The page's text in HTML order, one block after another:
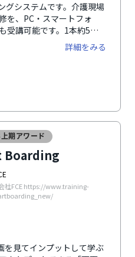
グシステムです。介護現場
を、PC・スマートフォ
受講可能です。1本約5分
、忙しい現場でもスキマ時
ビス情報公表制度に準拠し
ーダー向けなどの階層別
プラン」と、動画視聴に
て柔軟に選択できます。
詳細をみる
期アワード
Boarding
社FCE https://www.training-
見てインプットして学ぶ